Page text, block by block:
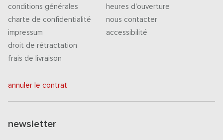
conditions générales
charte de confidentialité
impressum
droit de rétractation
frais de livraison
heures d'ouverture
nous contacter
accessibilité
annuler le contrat
newsletter